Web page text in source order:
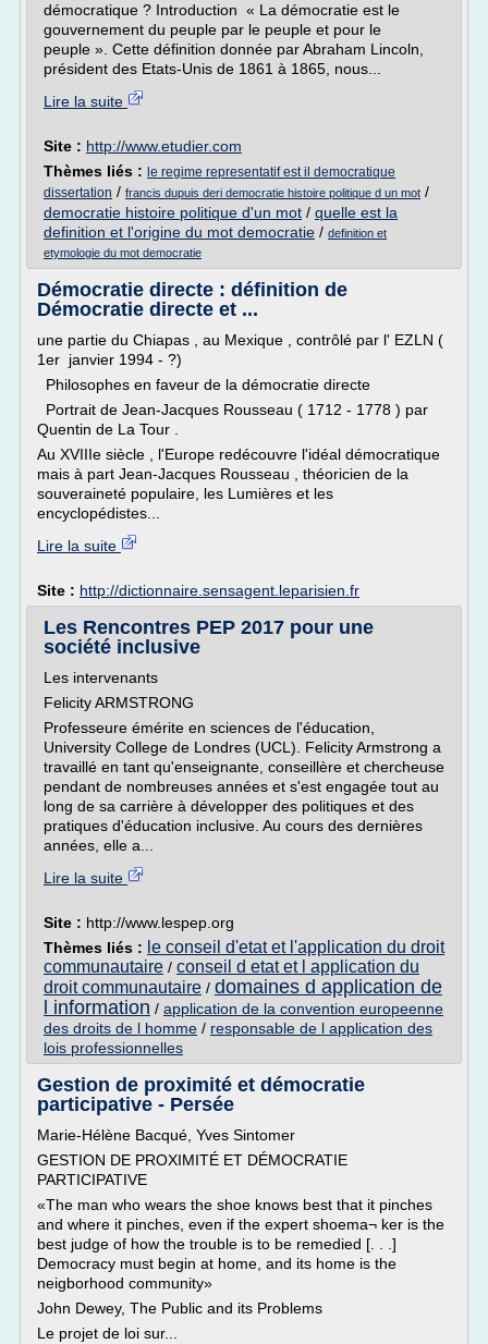
démocratique ? Introduction « La démocratie est le
gouvernement du peuple par le peuple et pour le
peuple ». Cette définition donnée par Abraham Lincoln,
président des Etats-Unis de 1861 à 1865, nous...
Lire la suite
Site : http://www.etudier.com
Thèmes liés : le regime representatif est il democratique
dissertation / francis dupuis deri democratie histoire politique d un mot /
democratie histoire politique d'un mot / quelle est la
definition et l'origine du mot democratie / definition et
etymologie du mot democratie
Démocratie directe : définition de
Démocratie directe et ...
une partie du Chiapas , au Mexique , contrôlé par l' EZLN (
1er janvier 1994 - ?)
Philosophes en faveur de la démocratie directe
Portrait de Jean-Jacques Rousseau ( 1712 - 1778 ) par
Quentin de La Tour .
Au XVIIIe siècle , l'Europe redécouvre l'idéal démocratique
mais à part Jean-Jacques Rousseau , théoricien de la
souveraineté populaire, les Lumières et les
encyclopédistes...
Lire la suite
Site : http://dictionnaire.sensagent.leparisien.fr
Les Rencontres PEP 2017 pour une
société inclusive
Les intervenants
Felicity ARMSTRONG
Professeure émérite en sciences de l'éducation,
University College de Londres (UCL). Felicity Armstrong a
travaillé en tant qu'enseignante, conseillère et chercheuse
pendant de nombreuses années et s'est engagée tout au
long de sa carrière à développer des politiques et des
pratiques d'éducation inclusive. Au cours des dernières
années, elle a...
Lire la suite
Site : http://www.lespep.org
Thèmes liés : le conseil d'etat et l'application du droit
communautaire / conseil d etat et l application du
droit communautaire / domaines d application de
l information / application de la convention europeenne
des droits de l homme / responsable de l application des
lois professionnelles
Gestion de proximité et démocratie
participative - Persée
Marie-Hélène Bacqué, Yves Sintomer
GESTION DE PROXIMITÉ ET DÉMOCRATIE
PARTICIPATIVE
«The man who wears the shoe knows best that it pinches
and where it pinches, even if the expert shoema¬ ker is the
best judge of how the trouble is to be remedied [. . .]
Democracy must begin at home, and its home is the
neigborhood community»
John Dewey, The Public and its Problems
Le projet de loi sur...